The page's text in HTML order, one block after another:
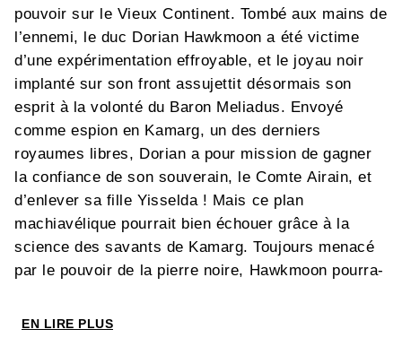
pouvoir sur le Vieux Continent. Tombé aux mains de
l’ennemi, le duc Dorian Hawkmoon a été victime
d’une expérimentation effroyable, et le joyau noir
implanté sur son front assujettit désormais son
esprit à la volonté du Baron Meliadus. Envoyé
comme espion en Kamarg, un des derniers
royaumes libres, Dorian a pour mission de gagner
la confiance de son souverain, le Comte Airain, et
d’enlever sa fille Yisselda ! Mais ce plan
machiavélique pourrait bien échouer grâce à la
science des savants de Kamarg. Toujours menacé
par le pouvoir de la pierre noire, Hawkmoon pourra-
d’Aigues-Mortes ? Protégée derrière ses hautes
EN LIRE PLUS